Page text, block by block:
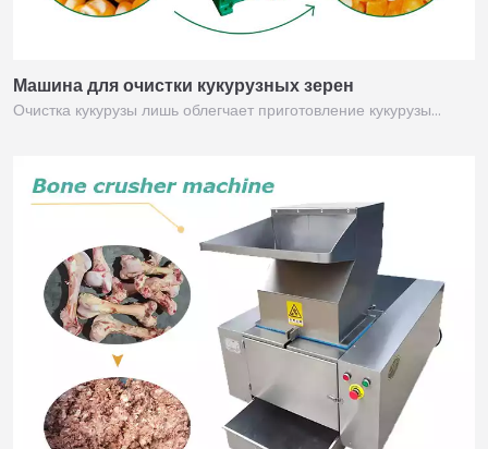
Машина для очистки кукурузных зерен
Очистка кукурузы лишь облегчает приготовление кукурузы…